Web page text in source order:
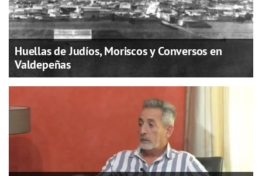
Huellas de Judíos, Moriscos y Conversos en
Valdepeñas